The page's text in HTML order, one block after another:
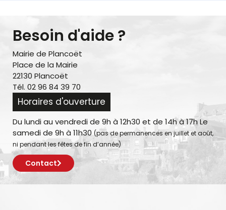
Besoin d'aide ?
Mairie de Plancoët
Place de la Mairie
22130 Plancoët
Tél. 02 96 84 39 70
Horaires d'ouverture
Du lundi au vendredi de 9h à 12h30 et de 14h à 17h Le
samedi de 9h à 11h30 (pas de permanences en juillet et août,
ni pendant les fêtes de fin d’année)
Contact